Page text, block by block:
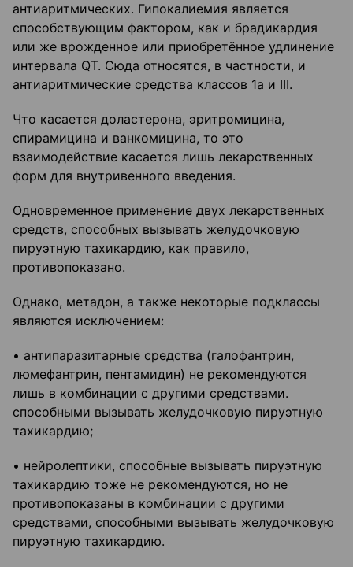
антиаритмических. Гипокалиемия является
способствующим фактором, как и брадикардия
или же врожденное или приобретённое удлинение
интервала QT. Сюда относятся, в частности, и
антиаритмические средства классов 1а и III.
Что касается доластерона, эритромицина,
спирамицина и ванкомицина, то это
взаимодействие касается лишь лекарственных
форм для внутривенного введения.
Одновременное применение двух лекарственных
средств, способных вызывать желудочковую
пируэтную тахикардию, как правило,
противопоказано.
Однако, метадон, а также некоторые подклассы
являются исключением:
• антипаразитарные средства (галофантрин,
люмефантрин, пентамидин) не рекомендуются
лишь в комбинации с другими средствами.
способными вызывать желудочковую пируэтную
тахикардию;
• нейролептики, способные вызывать пируэтную
тахикардию тоже не рекомендуются, но не
противопоказаны в комбинации с другими
средствами, способными вызывать желудочковую
пируэтную тахикардию.